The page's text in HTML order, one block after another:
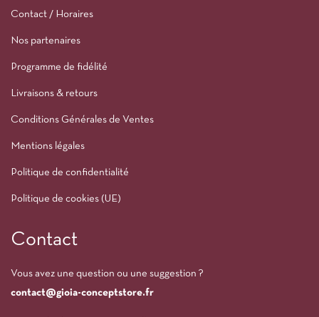
Contact / Horaires
Nos partenaires
Programme de fidélité
Livraisons & retours
Conditions Générales de Ventes
Mentions légales
Politique de confidentialité
Politique de cookies (UE)
Contact
Vous avez une question ou une suggestion ?
contact@gioia-conceptstore.fr